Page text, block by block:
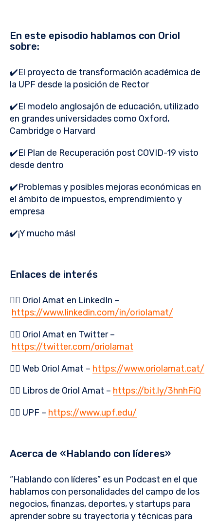
En este episodio hablamos con Oriol
sobre:
✔️El proyecto de transformación académica de
la UPF desde la posición de Rector
✔️El modelo anglosajón de educación, utilizado
en grandes universidades como Oxford,
Cambridge o Harvard
✔️El Plan de Recuperación post COVID-19 visto
desde dentro
✔️Problemas y posibles mejoras económicas en
el ámbito de impuestos, emprendimiento y
empresa
✔️¡Y mucho más!
Enlaces de interés
👉🏻 Oriol Amat en LinkedIn –
https://www.linkedin.com/in/oriolamat/
👉🏻 Oriol Amat en Twitter –
https://twitter.com/oriolamat
👉🏻 Web Oriol Amat – https://www.oriolamat.cat/
👉🏻 Libros de Oriol Amat – https://bit.ly/3hnhFiQ
👉🏻 UPF – https://www.upf.edu/
Acerca de «Hablando con líderes»
“Hablando con líderes” es un Podcast en el que
hablamos con personalidades del campo de los
negocios, finanzas, deportes, y startups para
aprender sobre su trayectoria y técnicas para